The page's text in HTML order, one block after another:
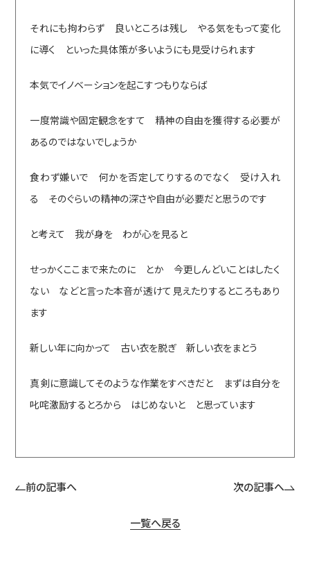
それにも拘わらず 良いところは残し やる気をもって変化
に導く といった具体策が多いようにも見受けられます
本気でイノベーションを起こすつもりならば
一度常識や固定観念をすて 精神の自由を獲得する必要が
あるのではないでしょうか
食わず嫌いで 何かを否定してりするのでなく 受け入れ
る そのぐらいの精神の深さや自由が必要だと思うのです
と考えて 我が身を わが心を見ると
せっかくここまで来たのに とか 今更しんどいことはしたく
ない などと言った本音が透けて見えたりするところもあり
ます
新しい年に向かって 古い衣を脱ぎ 新しい衣をまとう
真剣に意識してそのような作業をすべきだと まずは自分を
叱咤激励するとろから はじめないと と思っています
前の記事へ 次の記事へ
一覧へ戻る